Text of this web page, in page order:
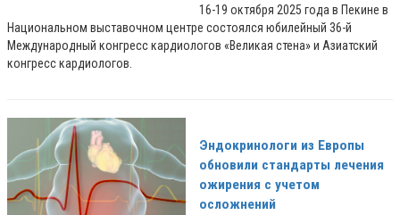
16-19 октября 2025 года в Пекине в
Национальном выставочном центре состоялся юбилейный 36-й
Международный конгресс кардиологов «Великая стена» и Азиатский
конгресс кардиологов.
Эндокринологи из Европы
обновили стандарты лечения
ожирения с учетом
осложнений